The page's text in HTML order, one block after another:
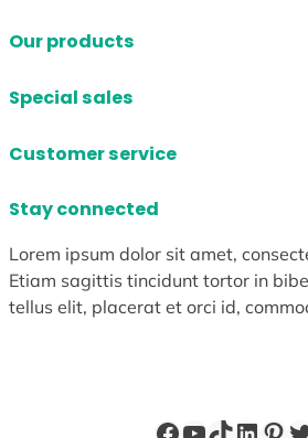
Our products
Special sales
Customer service
Stay connected
Lorem ipsum dolor sit amet,
Etiam sagittis tincidunt tortor in
tellus elit, placerat et orci id,